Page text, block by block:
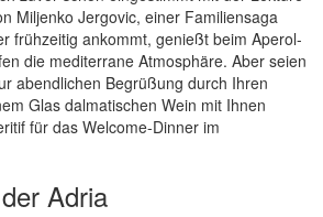
Miljenko Jergovic, einer Familiensaga
frühzeitig ankommt, genießt beim Aperol-
die mediterrane Atmosphäre. Aber seien
abendlichen Begrüßung durch Ihren
Glas dalmatischen Wein mit Ihnen
für das Welcome-Dinner im
Adria